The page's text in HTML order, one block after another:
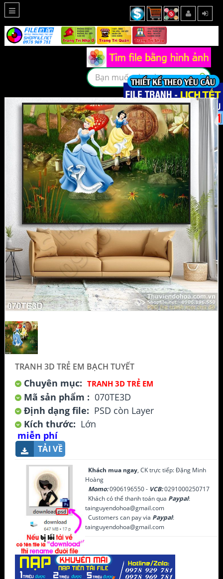
TRANH 3D TRẺ EM BẠCH TUYẾT
Chuyên mục: TRANH 3D TRẺ EM
Mã sản phẩm : 070TE3D
Định dạng file: PSD còn Layer
Kích thước: Lớn
miễn phí
TẢI VỀ
Khách mua ngay, CK trực tiếp: Đặng Minh
Hoàng
Momo:0906196550 - VCB:0291000250717
Khách có thể thanh toán qua Paypal:
tainguyendohoa@gmail.com
Customers can pay via Paypal:
tainguyendohoa@gmail.com